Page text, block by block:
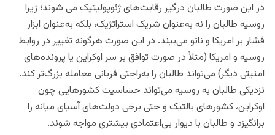
در این صورت طالبان درگیر رقابت‌های ژئوپولیتیک می شوند؛ زیرا
روسیه طالبان را نه به‌عنوان شریک استراتژیک، بلکه به‌عنوان ابزار
فشار بر امریکا و ناتو می‌بیند. در این صورت هرگونه تغییر در روابط
روسیه و امریکا (مثلاً در صورت توافق بر سر اوکراین یا پرونده‌های
امنیتی دیگر) می‌تواند طالبان را به‌راحتی قربانی معامله بزرگ‌تر کند.
نزدیکی طالبان به روسیه می‌تواند حساسیت کشورهایی چون
اوکراین، کشورهای بالتیک و حتی برخی دولت‌های آسیای میانه را
برانگیزد و طالبان با دیوار بی‌اعتمادی بیشتری مواجه شوند.